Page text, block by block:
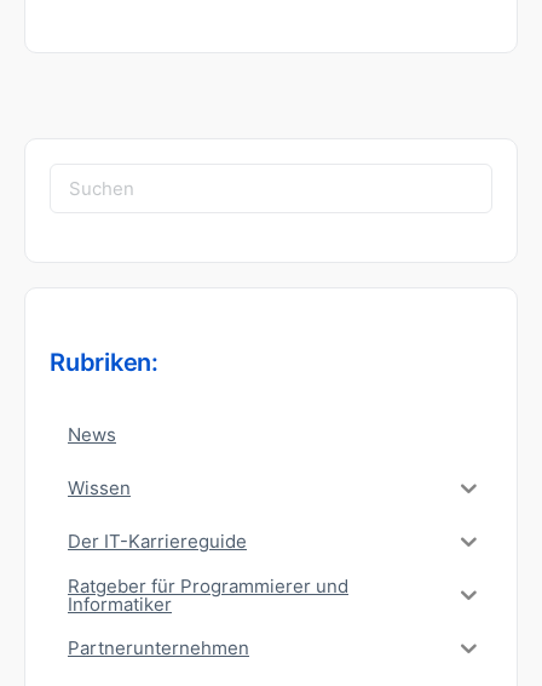
Suchen
nach:
Rubriken:
News
Wissen
Der IT-Karriereguide
Ratgeber für Programmierer und
Informatiker
Partnerunternehmen